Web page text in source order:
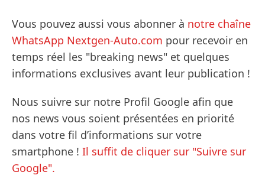
Vous pouvez aussi vous abonner à notre chaîne
WhatsApp Nextgen-Auto.com pour recevoir en
temps réel les "breaking news" et quelques
informations exclusives avant leur publication !
Nous suivre sur notre Profil Google afin que
nos news vous soient présentées en priorité
dans votre fil d’informations sur votre
smartphone ! Il suffit de cliquer sur "Suivre sur
Google".